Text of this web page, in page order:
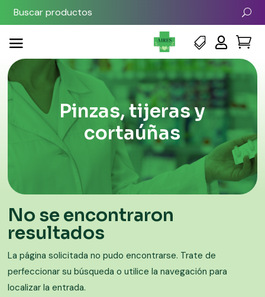
  
Pinzas, tijeras y
cortaúñas
No se encontraron
resultados
La página solicitada no pudo encontrarse. Trate de
perfeccionar su búsqueda o utilice la navegación para
localizar la entrada.